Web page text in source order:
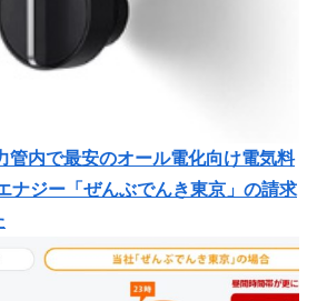
管内で最安のオール電化向け電気料
ナジー「ぜんぶでんき東京」の請求